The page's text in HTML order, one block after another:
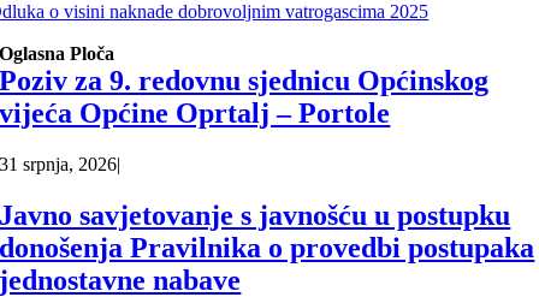
o visini naknade dobrovoljnim vatrogascima 2025
Oglasna Ploča
Poziv za 9. redovnu sjednicu Općinskog
vijeća Općine Oprtalj – Portole
31 srpnja, 2026|
Javno savjetovanje s javnošću u postupku
donošenja Pravilnika o provedbi postupaka
jednostavne nabave